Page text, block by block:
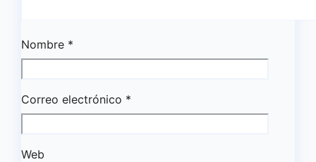
Nombre *
Correo electrónico *
Web